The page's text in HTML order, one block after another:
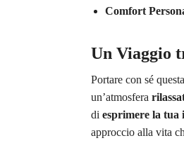
Comfort
Un Viaggio
Portare con sé questa
un’atmosfera
di esprimere la tua
approccio alla vita